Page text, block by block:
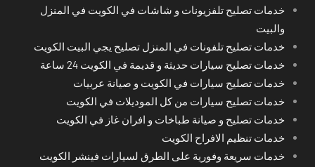
خدمات تصليح تلفزيونات و شاشات في الكويت في المنزل
والبيت
خدمات تصليح تلفونات في المنزل تصليح يجي البيت الكويت
خدمات تصليح سيارات حديثة و قديمة في الكويت 24 ساعة
خدمات تصليح سيارات في الكويت و صيانة عربيات
خدمات تصليح سيارات من كل الموديلات في الكويت
خدمات تصليح و صيانة طباخات و افران غاز في الكويت
خدمات تنظيم الافراح الكويت
خدمات سريعة وفورية على الطرق لسيارات فينشر الكويت